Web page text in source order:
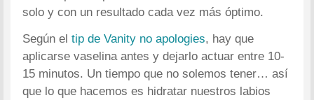
solo y con un resultado cada vez más óptimo.
Según eltip de Vanity no apologies, hay que
aplicarse vaselina antes y dejarlo actuar entre 10-
15 minutos. Un tiempo que no solemos tener… así
que lo que hacemos es hidratar nuestros labios